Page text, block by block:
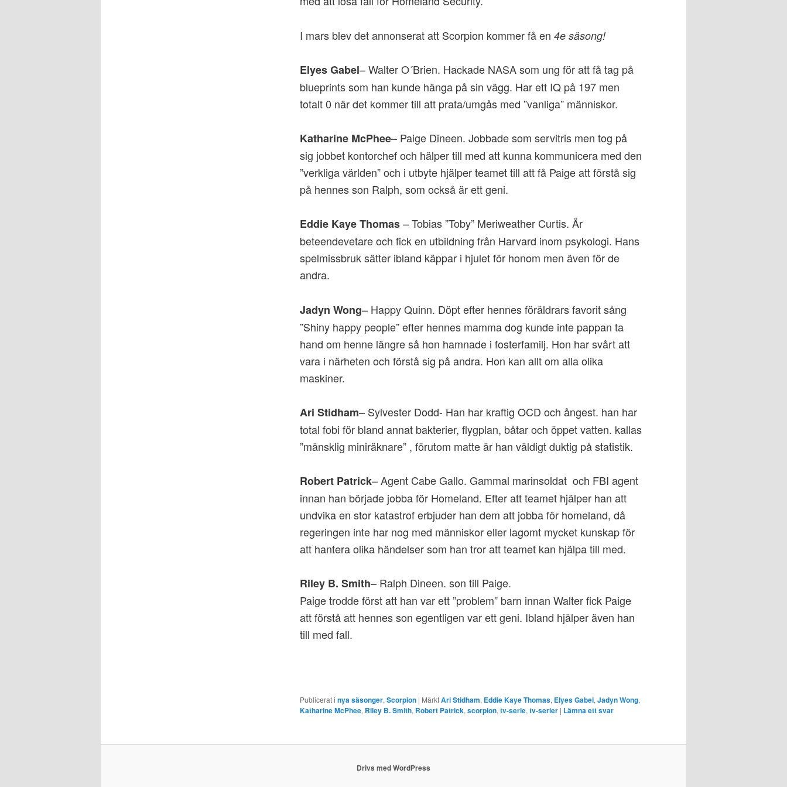
I mars blev det annonserat att Scorpion kommer få en 4e säsong!
Elyes Gabel– Walter O´Brien. Hackade NASA som ung för att få tag på
blueprints som han kunde hänga på sin vägg. Har ett IQ på 197 men
totalt 0 när det kommer till att prata/umgås med ”vanliga” människor.
Katharine McPhee– Paige Dineen. Jobbade som servitris men tog på
sig jobbet kontorchef och hälper till med att kunna kommunicera med den
”verkliga världen” och i utbyte hjälper teamet till att få Paige att förstå sig
på hennes son Ralph, som också är ett geni.
Eddie Kaye Thomas– Tobias ”Toby” Meriweather Curtis. Är
beteendevetare och fick en utbildning från Harvard inom psykologi. Hans
spelmissbruk sätter ibland käppar i hjulet för honom men även för de
andra.
Jadyn Wong– Happy Quinn. Döpt efter hennes föräldrars favorit sång
”Shiny happy people” efter hennes mamma dog kunde inte pappan ta
hand om henne längre så hon hamnade i fosterfamilj. Hon har svårt att
vara i närheten och förstå sig på andra. Hon kan allt om alla olika
maskiner.
Ari Stidham– Sylvester Dodd- Han har kraftig OCD och ångest. han har
total fobi för bland annat bakterier, flygplan, båtar och öppet vatten. kallas
”mänsklig miniräknare” , förutom matte är han väldigt duktig på statistik.
Robert Patrick– Agent Cabe Gallo. Gammal marinsoldat och FBI agent
innan han började jobba för Homeland. Efter att teamet hjälper han att
undvika en stor katastrof erbjuder han dem att jobba för homeland, då
regeringen inte har nog med människor eller lagomt mycket kunskap för
att hantera olika händelser som han tror att teamet kan hjälpa till med.
Riley B. Smith– Ralph Dineen. son till Paige.
Paige trodde först att han var ett ”problem” barn innan Walter fick Paige
att förstå att hennes son egentligen var ett geni. Ibland hjälper även han
till med fall.
Publicerat i nya säsonger, Scorpion | MärktAri Stidham, Eddie Kaye Thomas, Elyes Gabel, Jadyn Wong,
Katharine McPhee, Riley B. Smith, Robert Patrick, scorpion, tv-serie, tv-serier | Lämna ett svar
Drivs med WordPress